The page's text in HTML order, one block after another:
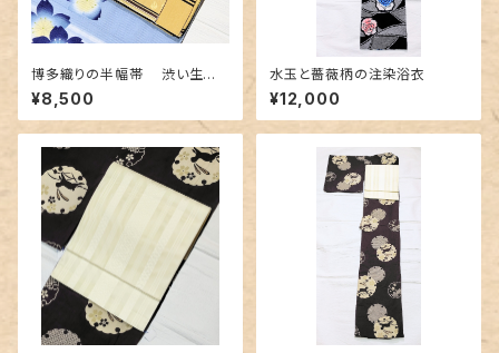
博多織りの半幅帯 渋い生成り
地に熱帯魚のような柄
¥8,500
水玉と薔薇柄の注染浴衣
¥12,000